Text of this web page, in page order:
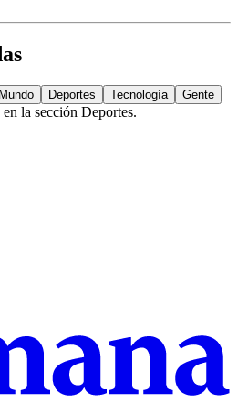
Mundo Deportes Tecnología Gente
la sección Deportes.